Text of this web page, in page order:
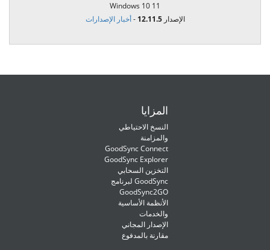
Windows 10 11
الإصدار 12.11.5
-أخبار الإصدارات
المزايا
النسخ الاحتياطي
والمزامنة
GoodSync Connect
GoodSync Explorer
التخزين السحابي
لبرنامج GoodSync
GoodSync2GO
الأنظمة الأساسية
والخدمات
الإصدار المجاني
مقارنة بالمدفوع